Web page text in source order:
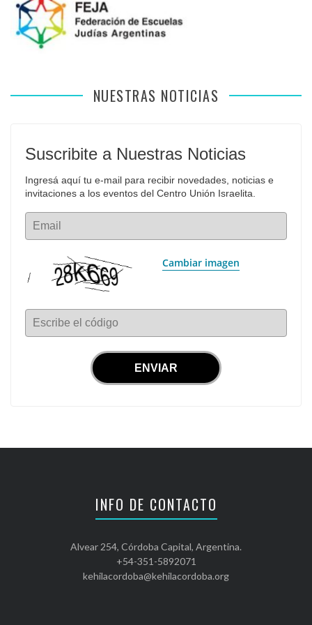
NUESTRAS NOTICIAS
Suscribite a Nuestras Noticias
Ingresá aquí tu e-mail para recibir novedades, noticias e
invitaciones a los eventos del Centro Unión Israelita.
Email
Cambiar imagen
Escribe el código
INFO DE CONTACTO
Alvear 254, Córdoba Capital, Argentina.
+54-351-5892071
kehilacordoba@kehilacordoba.org